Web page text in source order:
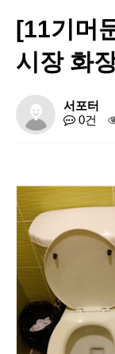
[11기머
시장 화
서포터
0건